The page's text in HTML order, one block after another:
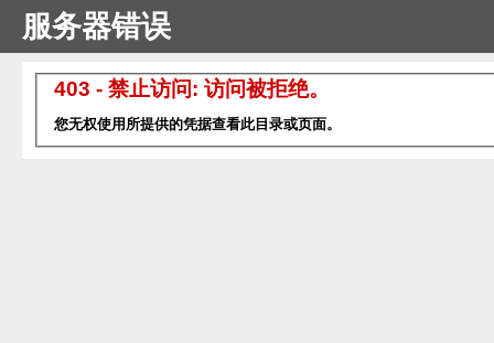
服务器错误
403 - 禁止访问: 访问被拒绝。
您无权使用所提供的凭据查看此目录或页面。